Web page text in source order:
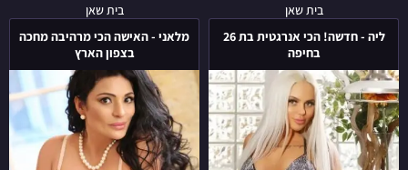
בית שאן
ליה - חדשה! הכי אנרגטית בת 26
בחיפה
ליה
-
חדשה!
הכי
אנרגטית
בת
26
בחיפה
בית שאן
מלאני - האישה הכי מרהיבה מחכה
בצפון הארץ
מלאני
-
האישה
הכי
מרהיבה
מחכה
בצפון
הארץ